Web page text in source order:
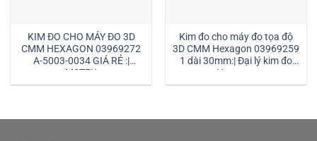
KIM ĐO CHO MÁY ĐO 3D
CMM HEXAGON 03969272
A-5003-0034 GIÁ RẺ :|
MSTEK
Kim đo cho máy đo tọa độ
3D CMM Hexagon 03969259
1 dài 30mm:| Đại lý kim đo
Hexagon